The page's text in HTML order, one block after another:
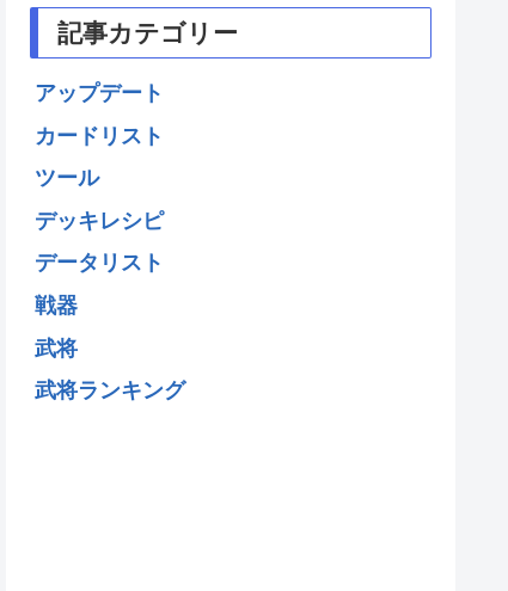
記事カテゴリー
アップデート
カードリスト
ツール
デッキレシピ
データリスト
戦器
武将
武将ランキング